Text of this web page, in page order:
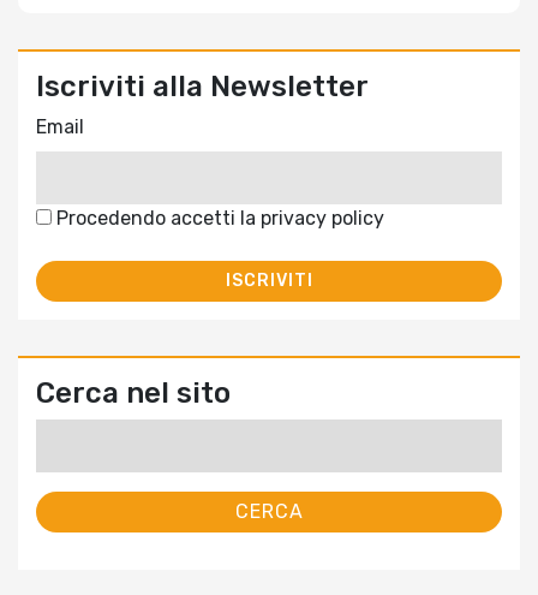
Iscriviti alla Newsletter
Email
Procedendo accetti la privacy policy
Cerca nel sito